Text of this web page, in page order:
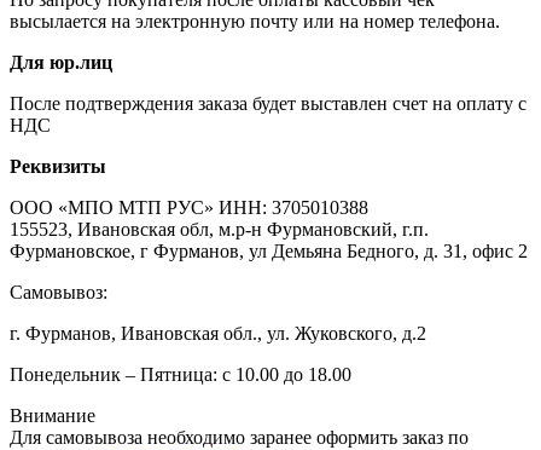
высылается на электронную почту или на номер телефона.
Для юр.лиц
После подтверждения заказа будет выставлен счет на оплату с
НДС
Реквизиты
ООО «МПО МТП РУС» ИНН: 3705010388
155523, Ивановская обл, м.р-н Фурмановский, г.п.
Фурмановское, г Фурманов, ул Демьяна Бедного, д. 31, офис 2
Самовывоз:
г. Фурманов, Ивановская обл., ул. Жуковского, д.2
Понедельник – Пятница: с 10.00 до 18.00
Внимание
Для самовывоза необходимо заранее оформить заказ по